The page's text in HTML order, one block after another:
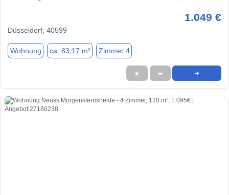
1.049 €
Düsseldorf, 40599
Wohnung ca. 83,17 m² Zimmer 4
★ ➦ ➜